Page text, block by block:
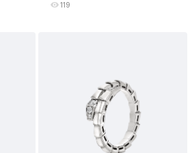
119